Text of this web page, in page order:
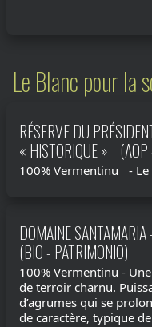
Le Blanc pour la
RÉSERVE DU
« HISTORIQUE » (AOP
100% Vermentinu - Le
DOMAINE
(BIO - PATRIMONIO)
100% Vermentinu -
de terroir charnu.
d’agrumes qui se
de caractère, typique